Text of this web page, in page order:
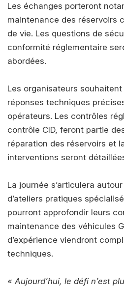
Les échanges porteront
maintenance des réservoirs
de vie. Les questions de
conformité réglementaire
abordées.
Les organisateurs
réponses techniques
opérateurs. Les contrôles
contrôle CID, feront partie
réparation des réservoirs et
interventions seront
La journée s’articulera
d’ateliers pratiques
pourront approfondir leurs
maintenance des véhicules
d’expérience viendront
techniques.
« Aujourd’hui, le défi n’est